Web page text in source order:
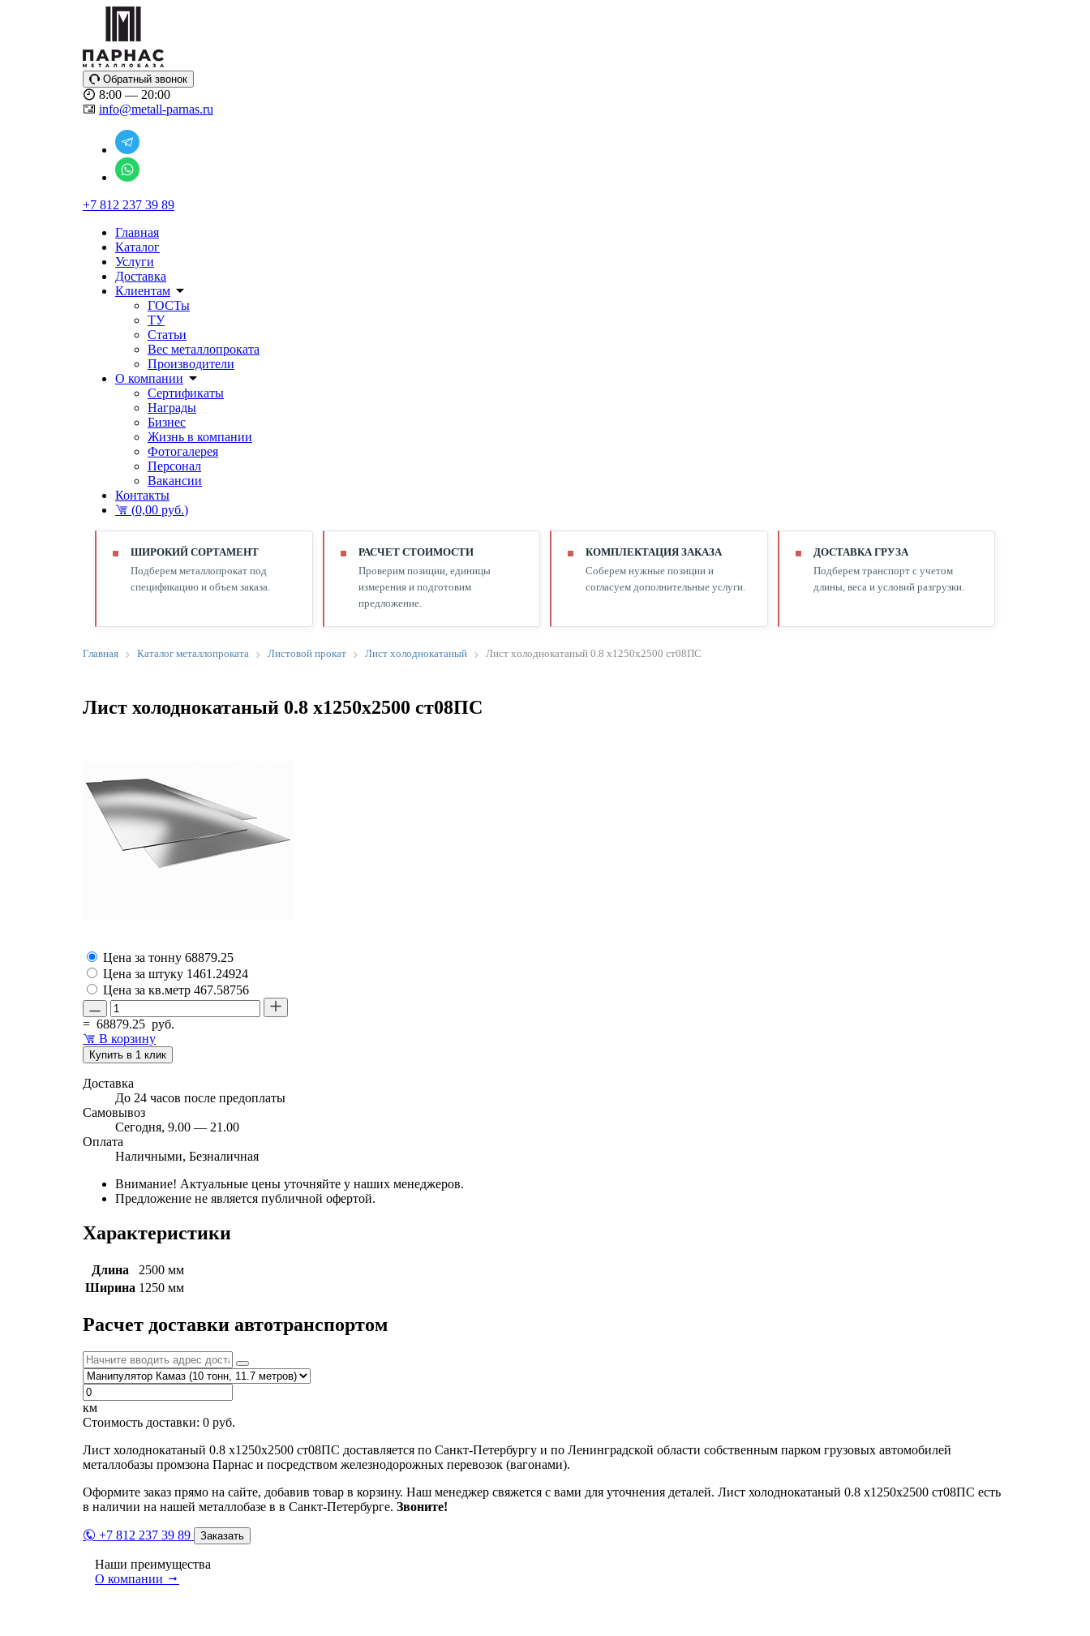
Обратный звонок
8:00 — 20:00
info@metall-parnas.ru
+7 812 237 39 89
Главная
Каталог
Услуги
Доставка
Клиентам
ГОСТы
ТУ
Статьи
Вес металлопроката
Производители
О компании
Сертификаты
Награды
Бизнес
Жизнь в компании
Фотогалерея
Персонал
Вакансии
Контакты
(0,00 руб.)
ШИРОКИЙ СОРТАМЕНТ
Подберем металлопрокат под
спецификацию и объем заказа.
РАСЧЕТ СТОИМОСТИ
Проверим позиции, единицы
измерения и подготовим
предложение.
КОМПЛЕКТАЦИЯ ЗАКАЗА
Соберем нужные позиции и
согласуем дополнительные услуги.
ДОСТАВКА ГРУЗА
Подберем транспорт с учетом
длины, веса и условий разгрузки.
Главная Каталог металлопроката Листовой прокат Лист холоднокатаный Лист холоднокатаный 0.8 х1250х2500 ст08ПС
Лист холоднокатаный 0.8 х1250х2500 ст08ПС
Цена за тонну 68879.25
Цена за штуку 1461.24924
Цена за кв.метр 467.58756
= 68879.25 руб.
В корзину
Купить в 1 клик
Доставка
До 24 часов после предоплаты
Самовывоз
Сегодня, 9.00 — 21.00
Оплата
Наличными, Безналичная
Внимание! Актуальные цены уточняйте у наших менеджеров.
Предложение не является публичной офертой.
Характеристики
Длина
2500 мм
Ширина 1250 мм
Расчет доставки автотранспортом
км
Стоимость доставки: 0 руб.
Лист холоднокатаный 0.8 х1250х2500 ст08ПС доставляется по Санкт-Петербургу и по Ленинградской области собственным парком грузовых автомобилей
металлобазы промзона Парнас и посредством железнодорожных перевозок (вагонами).
Оформите заказ прямо на сайте, добавив товар в корзину. Наш менеджер свяжется с вами для уточнения деталей. Лист холоднокатаный 0.8 х1250х2500 ст08ПС есть
в наличии на нашей металлобазе в в Санкт-Петербурге. Звоните!
+7 812 237 39 89 Заказать
Наши преимущества
О компании